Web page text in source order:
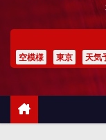
空模様 東京 天気